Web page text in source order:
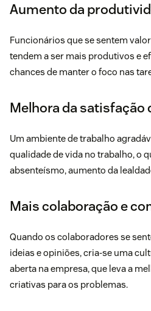
Aumento da
Funcionários que se sentem
tendem a ser mais produtivos e
chances de manter o foco nas
Melhora da
Um ambiente de trabalho
qualidade de vida no trabalho, o
absenteísmo, aumento da
Mais colaboração e
Quando os colaboradores se
ideias e opiniões, cria-se uma
aberta na empresa, que leva a
criativas para os problemas.